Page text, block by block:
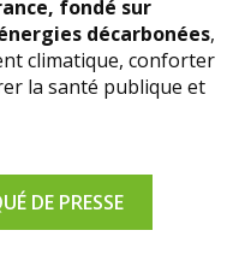
fondé sur
décarbonées,
climatique, conforter
la santé publique et
DE PRESSE